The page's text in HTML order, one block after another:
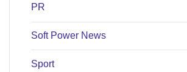
PR
Soft Power News
Sport